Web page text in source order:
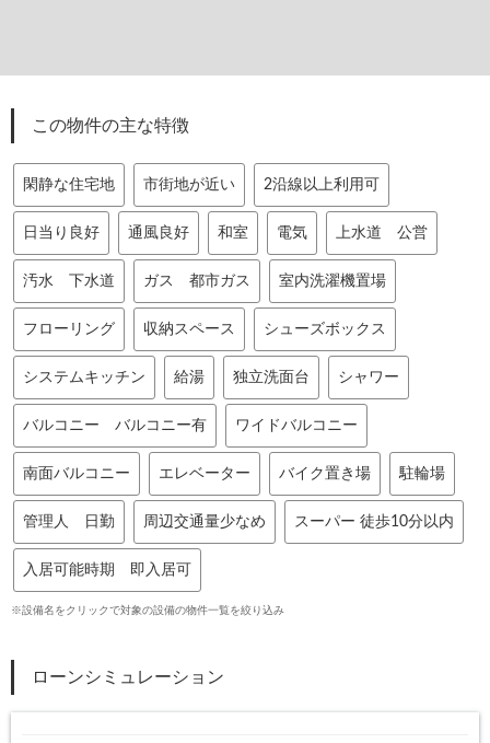
この物件の主な特徴
閑静な住宅地 市街地が近い 2沿線以上利用可
日当り良好 通風良好 和室 電気 上水道 公営
汚水 下水道 ガス 都市ガス 室内洗濯機置場
フローリング 収納スペース シューズボックス
システムキッチン 給湯 独立洗面台 シャワー
バルコニー バルコニー有 ワイドバルコニー
南面バルコニー エレベーター バイク置き場 駐輪場
管理人 日勤 周辺交通量少なめ スーパー 徒歩10分以内
入居可能時期 即入居可
※設備名をクリックで対象の設備の物件一覧を絞り込み
ローンシミュレーション